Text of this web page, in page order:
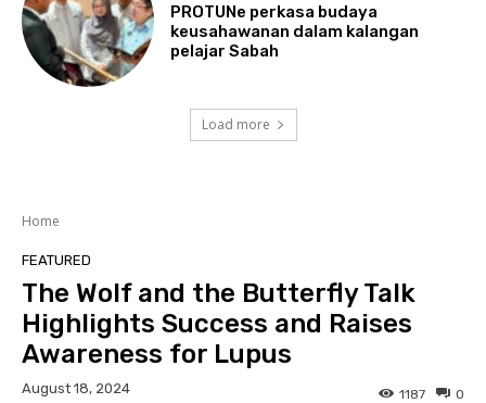
PROTUNe perkasa budaya
keusahawanan dalam kalangan
pelajar Sabah
Load more